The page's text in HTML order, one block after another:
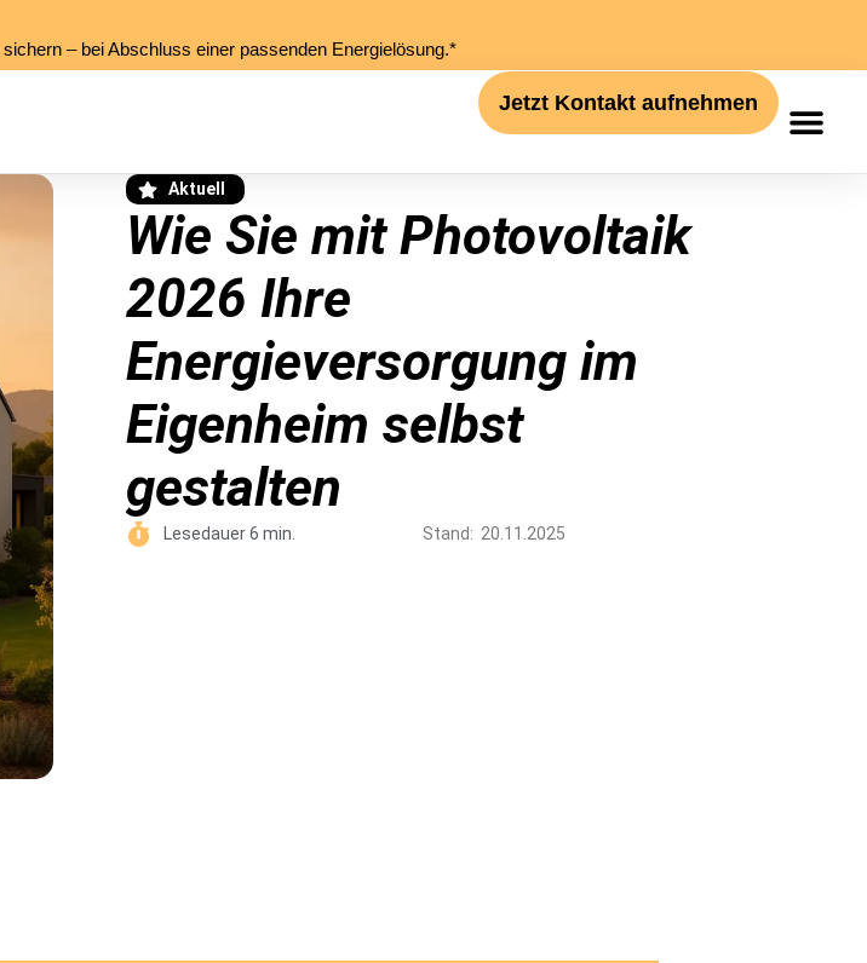
sichern – bei Abschluss einer passenden Energielösung.*
Jetzt Kontakt aufnehmen
Aktuell
Wie Sie mit Photovoltaik
2026 Ihre
Energieversorgung im
Eigenheim selbst
gestalten
Lesedauer 6 min. Stand: 20.11.2025